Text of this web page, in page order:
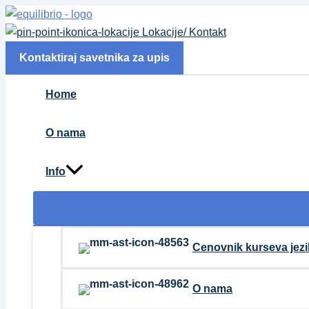
Pređi
na
Lokacije/ Kontakt
Kontaktiraj savetnika za upis
Home
O nama
Info
Cenovnik kurseva
O nama